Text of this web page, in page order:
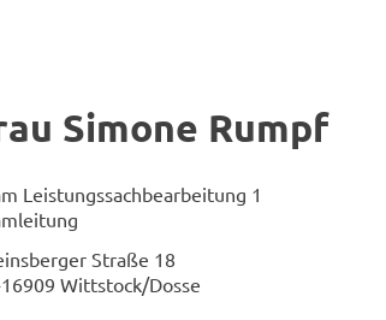
Si­mo­ne Rumpf
Leis­tungs­sach­be­ar­bei­tung 1
Stra­ße 18
​16909 Witt­stock/Dosse